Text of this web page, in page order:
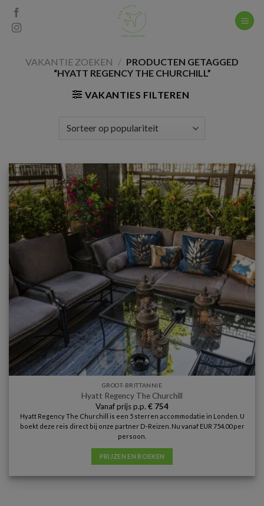
Skip
content
VAKANTIE ZOEKEN / PRODUCTEN GETAGGED
“HYATT REGENCY THE CHURCHILL”
VAKANTIES FILTEREN
GROOT-BRITTANNIE
Hyatt Regency The Churchill
Vanaf prijs p.p. € 754
Hyatt Regency The Churchill is een 5 sterren accommodatie in Londen. U
boekt deze reis direct bij onze partner D-Reizen. Nu vanaf EUR 754.00 per
persoon.
PRIJZEN EN BOEKEN